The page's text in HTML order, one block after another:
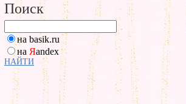
Поиск
на basik.ru
на Яandex
НАЙТИ